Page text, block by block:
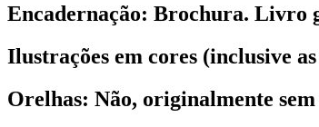
Encadernação: Brochura. Livro
Ilustrações em cores (inclusive
Orelhas: Não, originalmente